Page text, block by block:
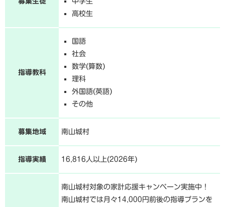
高校生
指導教科
国語
社会
数学(算数)
理科
外国語(英語)
その他
募集地域 南山城村
指導実績 16,816人以上(2026年)
南山城村対象の家計応援キャンペーン実施中！
南山城村では月々14,000円前後の指導プランを